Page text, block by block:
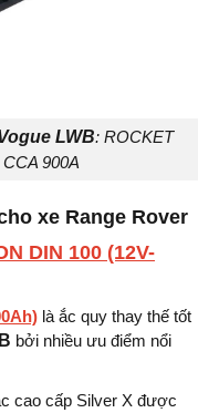
LWB: ROCKET
900A
xe Range Rover
DIN 100 (12V-
là ắc quy thay thế tốt
bởi nhiều ưu điểm nổi
cao cấp Silver X được